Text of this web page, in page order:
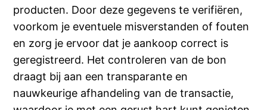
producten. Door deze gegevens te verifiëren,
voorkom je eventuele misverstanden of fouten
en zorg je ervoor dat je aankoop correct is
geregistreerd. Het controleren van de bon
draagt bij aan een transparante en
nauwkeurige afhandeling van de transactie,